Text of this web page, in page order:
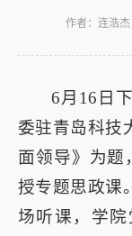
作者：连浩杰
6月16日
委驻青岛科技
面领导》为题
授专题思政课
场听课，学